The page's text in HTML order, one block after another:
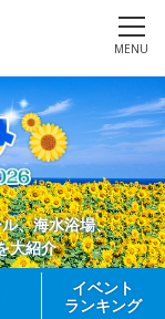
MENU
、海水浴場、
大紹介
イベント
ランキング